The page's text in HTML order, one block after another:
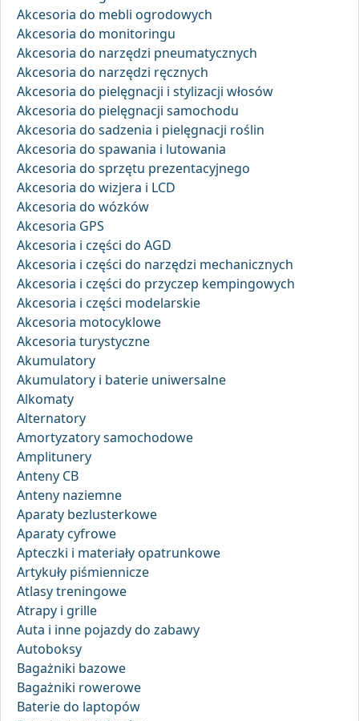
Akcesoria do mebli ogrodowych
Akcesoria do monitoringu
Akcesoria do narzędzi pneumatycznych
Akcesoria do narzędzi ręcznych
Akcesoria do pielęgnacji i stylizacji włosów
Akcesoria do pielęgnacji samochodu
Akcesoria do sadzenia i pielęgnacji roślin
Akcesoria do spawania i lutowania
Akcesoria do sprzętu prezentacyjnego
Akcesoria do wizjera i LCD
Akcesoria do wózków
Akcesoria GPS
Akcesoria i części do AGD
Akcesoria i części do narzędzi mechanicznych
Akcesoria i części do przyczep kempingowych
Akcesoria i części modelarskie
Akcesoria motocyklowe
Akcesoria turystyczne
Akumulatory
Akumulatory i baterie uniwersalne
Alkomaty
Alternatory
Amortyzatory samochodowe
Amplitunery
Anteny CB
Anteny naziemne
Aparaty bezlusterkowe
Aparaty cyfrowe
Apteczki i materiały opatrunkowe
Artykuły piśmiennicze
Atlasy treningowe
Atrapy i grille
Auta i inne pojazdy do zabawy
Autoboksy
Bagażniki bazowe
Bagażniki rowerowe
Baterie do laptopów